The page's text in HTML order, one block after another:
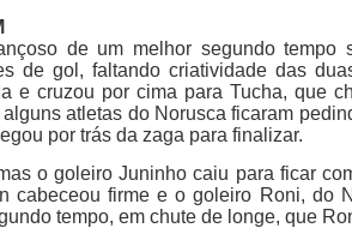
de um melhor segundo tempo
de gol, faltando criatividade das
e cruzou por cima para Tucha, que
atletas do Norusca ficaram
por trás da zaga para finalizar.
o goleiro Juninho caiu para ficar
cabeceou firme e o goleiro Roni, do
tempo, em chute de longe, que